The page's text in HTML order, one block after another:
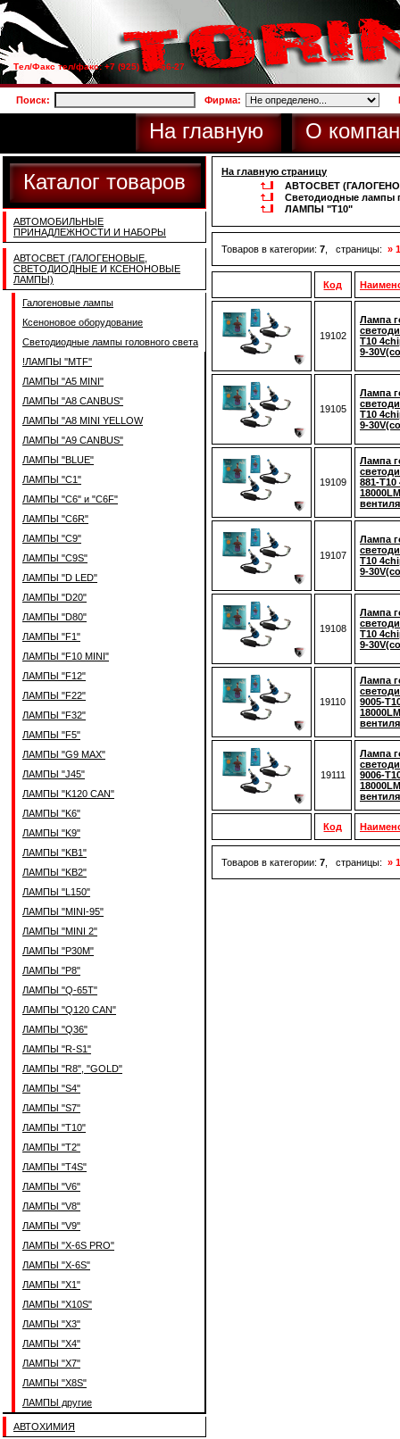
Тел/Факс тел/факс: +7 (925) 733-66-27
Поиск: Фирма:
На главную О
Каталог товаров
АВТОМОБИЛЬНЫЕ
ПРИНАДЛЕЖНОСТИ И НАБОРЫ
АВТОСВЕТ (ГАЛОГЕНОВЫЕ,
СВЕТОДИОДНЫЕ И КСЕНОНОВЫЕ
ЛАМПЫ)
Галогеновые лампы
Ксеноновое оборудование
Светодиодные лампы головного света
!ЛАМПЫ ''MTF''
ЛАМПЫ "A5 MINI"
ЛАМПЫ "A8 CANBUS"
ЛАМПЫ "A8 MINI YELLOW
ЛАМПЫ "A9 CANBUS"
ЛАМПЫ "BLUE"
ЛАМПЫ "C1"
ЛАМПЫ "C6" и "C6F"
ЛАМПЫ "C6R"
ЛАМПЫ "C9"
ЛАМПЫ "C9S"
ЛАМПЫ "D LED"
ЛАМПЫ "D20"
ЛАМПЫ "D80"
ЛАМПЫ "F1"
ЛАМПЫ "F10 MINI"
ЛАМПЫ "F12"
ЛАМПЫ "F22"
ЛАМПЫ "F32"
ЛАМПЫ "F5"
ЛАМПЫ "G9 MAX"
ЛАМПЫ "J45"
ЛАМПЫ "K120 CAN"
ЛАМПЫ "K6"
ЛАМПЫ "K9"
ЛАМПЫ "KB1"
ЛАМПЫ "KB2"
ЛАМПЫ "L150"
ЛАМПЫ "MINI-95"
ЛАМПЫ "MINI 2"
ЛАМПЫ "P30M"
ЛАМПЫ "P8"
ЛАМПЫ "Q-65T"
ЛАМПЫ "Q120 CAN"
ЛАМПЫ "Q36"
ЛАМПЫ "R-S1"
ЛАМПЫ "R8", "GOLD"
ЛАМПЫ "S4"
ЛАМПЫ "S7"
ЛАМПЫ "T10"
ЛАМПЫ "T2"
ЛАМПЫ "T4S"
ЛАМПЫ "V6"
ЛАМПЫ "V8"
ЛАМПЫ "V9"
ЛАМПЫ "X-6S PRO"
ЛАМПЫ "X-6S"
ЛАМПЫ "X1"
ЛАМПЫ "X10S"
ЛАМПЫ "X3"
ЛАМПЫ "X4"
ЛАМПЫ "X7"
ЛАМПЫ "X8S"
ЛАМПЫ другие
АВТОХИМИЯ
На главную страницу
АВТОСВЕТ
Светодиодные лампы
ЛАМПЫ "T10"
Товаров в категории: 7 , страницы: »
Код
19102
Лампа
T10
9-
19105
Лампа
T10
9-
19109
Лампа
881-T10
19107
Лампа
T10
9-
19108
Лампа
T10
9-
19110
Лампа
9005-
вентиля
19111
Лампа
9006-
вентиля
Код
Товаров в категории: 7 , страницы: »